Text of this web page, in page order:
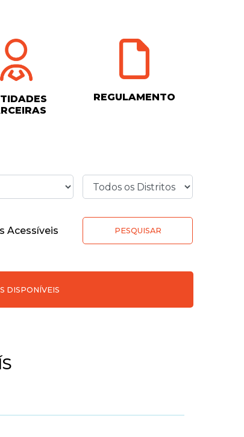
REGULAMENTO
Acessíveis PESQUISAR
DISPONÍVEIS